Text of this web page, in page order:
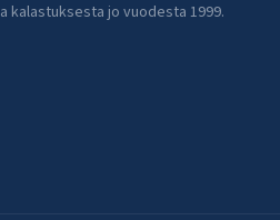
kalastuksesta jo vuodesta 1999.